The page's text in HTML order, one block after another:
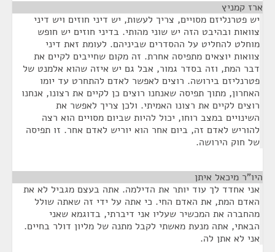
ארז קמניץ
יש פטרנליזם מסויים, צריך לעשות, יש דיני חוזים ויש דיני
צוואות ובהיבט הזה יש שוני מהותי. בדיני חוזים יש חופש
מוחלט להחליט על ההסדרים שביניהם. לעומת זאת דיני
צוואות יוצאים מתפיסה אחרת. זה מקום שחייבים לקיים את
דבר המת, וזה בסדר גמור, אבל גם יש איזה שהוא אלמנט של
פטרנליזם בירושה. רוצים לאפשר לאדם להתחרט עד יומו
האחרון, מתוך תפיסה שאנחנו רוצים כן לקיים את רצונו, אנחנו
רוצים לקיים את רצונו האמיתי. ולכן צריך לאפשר את
השינויים במצב רוחו, יכול להיות שביום מסויים הוא רצה
להוריש לאדם זה, ביום אחר הוא יוריש לאדם אחר. זו תפיסה
של חוק הירושה.
היו"ר מיכאל איתן
אני אחדד לך עוד יותר את הדילמה. אתה בעצם מגביל לא את
האדם המת, את האדם החי. כי אתה על ידי זה שאתה שולל
מהחברה את המכשיר שעליו אני דיברתי, בדוגמא שאני
הבאתי, אתה מנעת מאשתי לקבל מתנה של מליון דולר בחיים.
אני לא אתן לה.